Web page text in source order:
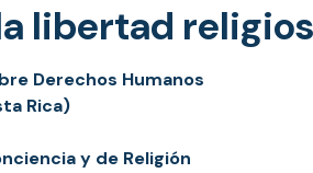
libertad
Derechos Humanos
Rica)
y de Religión